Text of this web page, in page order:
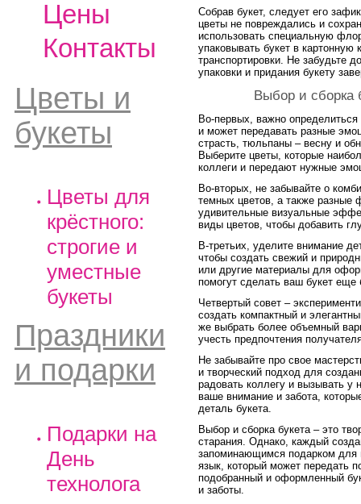
Цены
Контакты
Цветы и
букеты
Цветы для
крёстного:
строгие и
уместные
букеты
Праздники
и подарки
Подарки на
День
технолога
Собрав букет, следует его
цветы не повреждались и
использовать специальную
упаковывать букет в картонную
транспортировки. Не забудьте
упаковки и придания букету
Выбор и сборка
Во-первых, важно
и может передавать разные
страсть, тюльпаны – весну и
Выберите цветы, которые
коллеги и передают нужные
Во-вторых, не забывайте о
темных цветов, а также разные
удивительные визуальные
виды цветов, чтобы добавить
В-третьих, уделите внимание
чтобы создать свежий и
или другие материалы для
помогут сделать ваш букет
Четвертый совет –
создать компактный и
же выбрать более объемный
учесть предпочтения
Не забывайте про свое
и творческий подход для
радовать коллегу и вызывать у
ваше внимание и забота,
деталь букета.
Выбор и сборка букета – это
старания. Однако, каждый
запоминающимся подарком для
язык, который может передать
подобранный и оформленный
и заботы.